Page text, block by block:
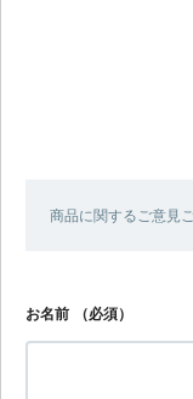
商品に関するご意見
お名前 （必須）